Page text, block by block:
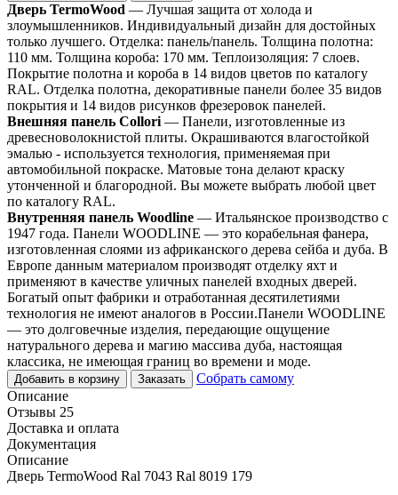
Дверь TermoWood — Лучшая защита от холода и
злоумышленников. Индивидуальный дизайн для достойных
только лучшего. Отделка: панель/панель. Толщина полотна:
110 мм. Толщина короба: 170 мм. Теплоизоляция: 7 слоев.
Покрытие полотна и короба в 14 видов цветов по каталогу
RAL. Отделка полотна, декоративные панели более 35 видов
покрытия и 14 видов рисунков фрезеровок панелей.
Внешняя панель Collori — Панели, изготовленные из
древесноволокнистой плиты. Окрашиваются влагостойкой
эмалью - используется технология, применяемая при
автомобильной покраске. Матовые тона делают краску
утонченной и благородной. Вы можете выбрать любой цвет
по каталогу RAL.
Внутренняя панель Woodline — Итальянское производство с
1947 года. Панели WOODLINE — это корабельная фанера,
изготовленная слоями из африканского дерева сейба и дуба. В
Европе данным материалом производят отделку яхт и
применяют в качестве уличных панелей входных дверей.
Богатый опыт фабрики и отработанная десятилетиями
технология не имеют аналогов в России.Панели WOODLINE
— это долговечные изделия, передающие ощущение
натурального дерева и магию массива дуба, настоящая
классика, не имеющая границ во времени и моде.
Добавить в корзину Заказать
Собрать самому
Описание
Отзывы 25
Доставка и оплата
Документация
Описание
Дверь TermoWood Ral 7043 Ral 8019 179